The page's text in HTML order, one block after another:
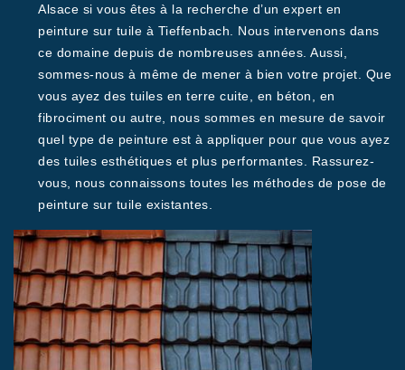
Alsace si vous êtes à la recherche d’un expert en
peinture sur tuile à Tieffenbach. Nous intervenons dans
ce domaine depuis de nombreuses années. Aussi,
sommes-nous à même de mener à bien votre projet. Que
vous ayez des tuiles en terre cuite, en béton, en
fibrociment ou autre, nous sommes en mesure de savoir
quel type de peinture est à appliquer pour que vous ayez
des tuiles esthétiques et plus performantes. Rassurez-
vous, nous connaissons toutes les méthodes de pose de
peinture sur tuile existantes.